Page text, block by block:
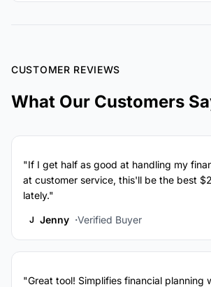
CUSTOMER REVIEWS
What Our Customers
"If I get half as good at handling my
at customer service, this'll be the best
lately."
J Jenny Verified Buyer
"Great tool! Simplifies financial planning